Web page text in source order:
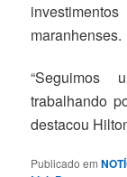
maranhenses.
trabalhando
destacou
Publicado em